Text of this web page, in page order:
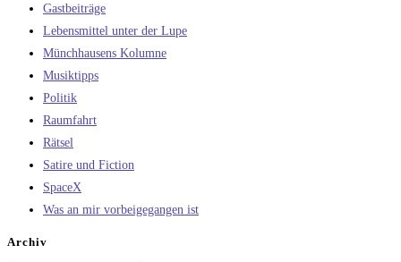
Gastbeiträge
Lebensmittel unter der Lupe
Münchhausens Kolumne
Musiktipps
Politik
Raumfahrt
Rätsel
Satire und Fiction
SpaceX
Was an mir vorbeigegangen ist
Archiv